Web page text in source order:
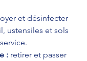
et désinfecter
ustensiles et sols
: retirer et passer